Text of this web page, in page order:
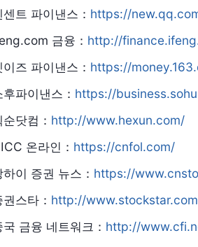
센트 파이낸스： https://
금융： http://
이즈 파이낸스： https://
후파이낸스： https://
순닷컴： http://www.hexun.com/
온라인： https://cnfol.com/
하이 증권 뉴스： https://
권스타： http://
국 금융 네트워크： http://